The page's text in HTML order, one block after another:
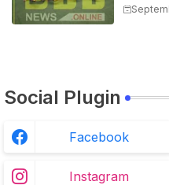
Social Plugin
Facebook
Instagram